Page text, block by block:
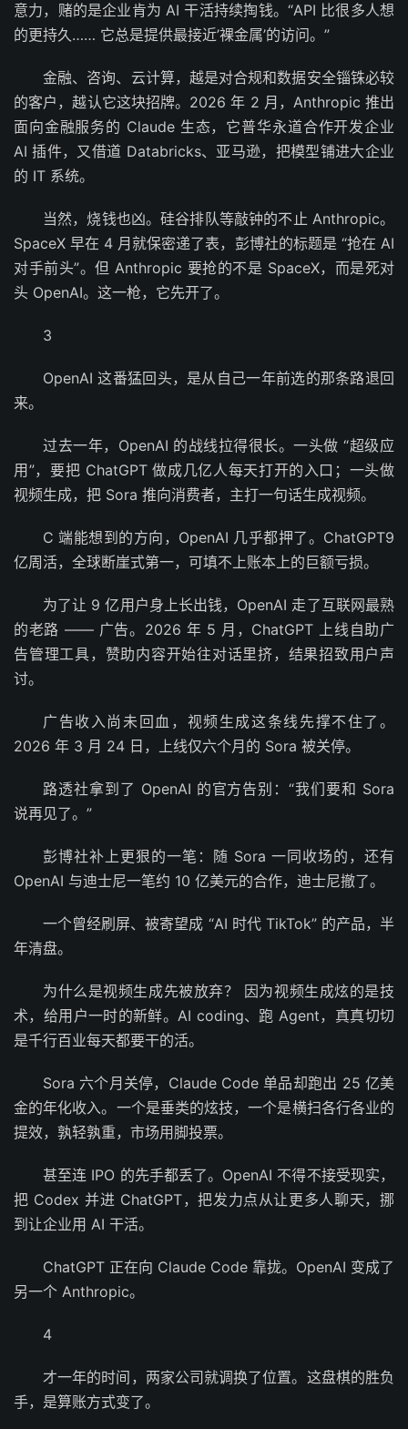
意力，赌的是企业肯为 AI 干活持续掏钱。“API 比很多人想
的更持久…… 它总是提供最接近’裸金属’的访问。”
金融、咨询、云计算，越是对合规和数据安全锱铢必较
的客户，越认它这块招牌。2026 年 2 月，Anthropic 推出
面向金融服务的 Claude 生态，它普华永道合作开发企业
AI 插件，又借道 Databricks、亚马逊，把模型铺进大企业
的 IT 系统。
当然，烧钱也凶。硅谷排队等敲钟的不止 Anthropic。
SpaceX 早在 4 月就保密递了表，彭博社的标题是 “抢在 AI
对手前头”。但 Anthropic 要抢的不是 SpaceX，而是死对
头 OpenAI。这一枪，它先开了。
3
OpenAI 这番猛回头，是从自己一年前选的那条路退回
来。
过去一年，OpenAI 的战线拉得很长。一头做 “超级应
用”，要把 ChatGPT 做成几亿人每天打开的入口；一头做
视频生成，把 Sora 推向消费者，主打一句话生成视频。
C 端能想到的方向，OpenAI 几乎都押了。ChatGPT9
亿周活，全球断崖式第一，可填不上账本上的巨额亏损。
为了让 9 亿用户身上长出钱，OpenAI 走了互联网最熟
的老路 —— 广告。2026 年 5 月，ChatGPT 上线自助广
告管理工具，赞助内容开始往对话里挤，结果招致用户声
讨。
广告收入尚未回血，视频生成这条线先撑不住了。
2026 年 3 月 24 日，上线仅六个月的 Sora 被关停。
路透社拿到了 OpenAI 的官方告别：“我们要和 Sora
说再见了。”
彭博社补上更狠的一笔：随 Sora 一同收场的，还有
OpenAI 与迪士尼一笔约 10 亿美元的合作，迪士尼撤了。
一个曾经刷屏、被寄望成 “AI 时代 TikTok” 的产品，半
年清盘。
为什么是视频生成先被放弃？ 因为视频生成炫的是技
术，给用户一时的新鲜。AI coding、跑 Agent，真真切切
是千行百业每天都要干的活。
Sora 六个月关停，Claude Code 单品却跑出 25 亿美
金的年化收入。一个是垂类的炫技，一个是横扫各行各业的
提效，孰轻孰重，市场用脚投票。
甚至连 IPO 的先手都丢了。OpenAI 不得不接受现实，
把 Codex 并进 ChatGPT，把发力点从让更多人聊天，挪
到让企业用 AI 干活。
ChatGPT 正在向 Claude Code 靠拢。OpenAI 变成了
另一个 Anthropic。
4
才一年的时间，两家公司就调换了位置。这盘棋的胜负
手，是算账方式变了。